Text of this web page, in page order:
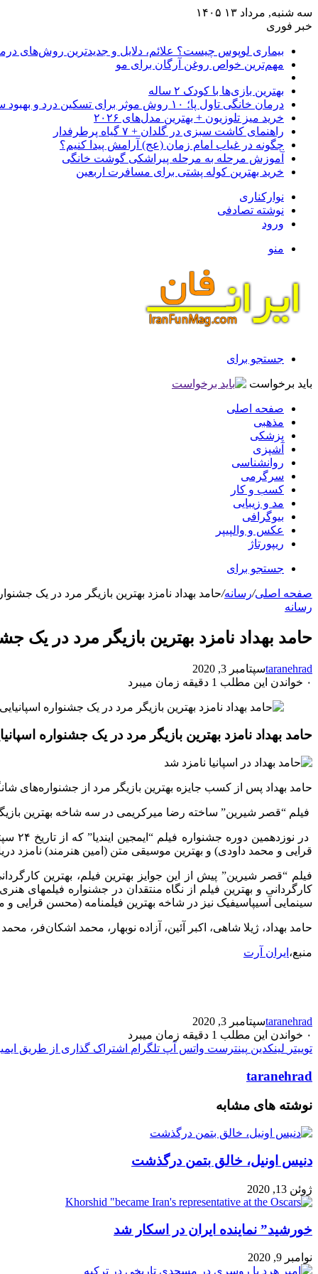
سه شنبه, مرداد ۱۳ ۱۴۰۵
خبر فوری
بیماری لوپوس چیست؟ علائم، دلایل و جدیدترین روش‌های
مهم‌ترین خواص روغن آرگان برای مو
بهترین بازی‌ها با کودک ۲ ساله
درمان خانگی تاول پا؛ ۱۰ روش موثر برای تسکین درد و بهبود سریع
خرید میز تلوزیون + بهترین مدل‌های ۲۰۲۶
راهنمای کاشت سبزی در گلدان + ۷ گیاه پرطرفدار
چگونه در غیاب امام زمان (عج) آرامش پیدا کنیم؟
آموزش مرحله به مرحله پیراشکی گوشت خانگی
خرید بهترین کوله پشتی برای مسافرت اربعین
نوارکناری
نوشته تصادفی
ورود
منو
جستجو برای
باید برخواست
صفحه اصلی
مذهبی
پزشکی
آشپزی
روانشناسی
سرگرمی
کسب و کار
مد و زیبایی
بیوگرافی
عکس و والپیپر
ریپورتاژ
جستجو برای
صفحه اصلی/رسانه/حامد بهداد نامزد بهترین بازیگر مرد در یک
رسانه
حامد بهداد نامزد بهترین بازیگر مرد در یک
taranehradسپتامبر 3, 2020
۰ خواندن این مطلب 1 دقیقه زمان میبرد
حامد بهداد نامزد بهترین بازیگر مرد در یک جشنواره
حامد بهداد پس از کسب جایزه بهترین بازیگر مرد از جشنواره‌های
فیلم “قصر شیرین” ساخته رضا میرکریمی در سه شاخه بهترین
قرایی و محمد داودی) و بهترین موسیقی متن (امین هنرمند) نامزد
فیلم “قصر شیرین” پیش از این جوایز بهترین فیلم، بهترین
کارگردانی و بهترین فیلم از نگاه منتقدان در جشنواره فیلمهای
سینمایی آسیپاسیفیک نیز در شاخه بهترین فیلمنامه (محسن قرایی
حامد بهداد، ژیلا شاهی، اکبر آئین، آزاده نوبهار، محمد اشکان‌فر،
منبع، ایران آرت
taranehradسپتامبر 3, 2020
۰ خواندن این مطلب 1 دقیقه زمان میبرد
توییتر لینکدین پینترست واتس آپ تلگرام اشتراک گذاری از طریق
taranehrad
نوشته های مشابه
دنیس اونیل، خالق بتمن درگذشت
ژوئن 13, 2020
خورشید” نماینده ایران در اسکار شد
نوامبر 9, 2020